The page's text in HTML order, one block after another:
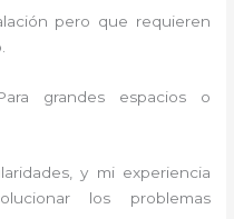
pero que requieren
grandes espacios o
y mi experiencia
los problemas